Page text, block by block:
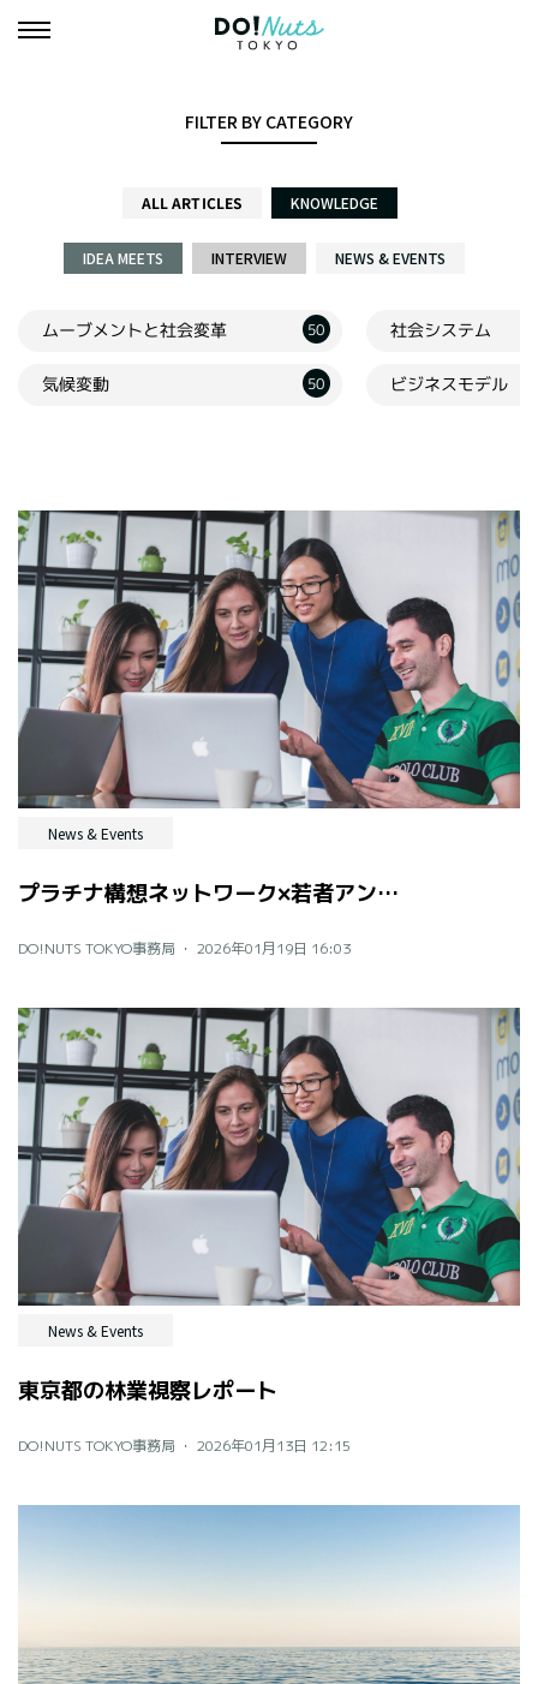
FILTER BY CATEGORY
ALL ARTICLES KNOWLEDGE
IDEA MEETS INTERVIEW NEWS & EVENTS
ムーブメントと社会変革 50
気候変動 50
社会システム
ビジネスモデル
News & Events
プラチナ構想ネットワーク×若者アンバサダー アイデア提案会レポート
DO!NUTS TOKYO事務局 ・ 2026年01月19日 16:03
News & Events
東京都の林業視察レポート
DO!NUTS TOKYO事務局 ・ 2026年01月13日 12:15